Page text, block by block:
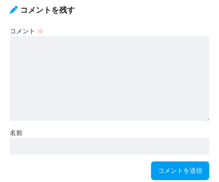
コメントを残す
コメント ※
名前